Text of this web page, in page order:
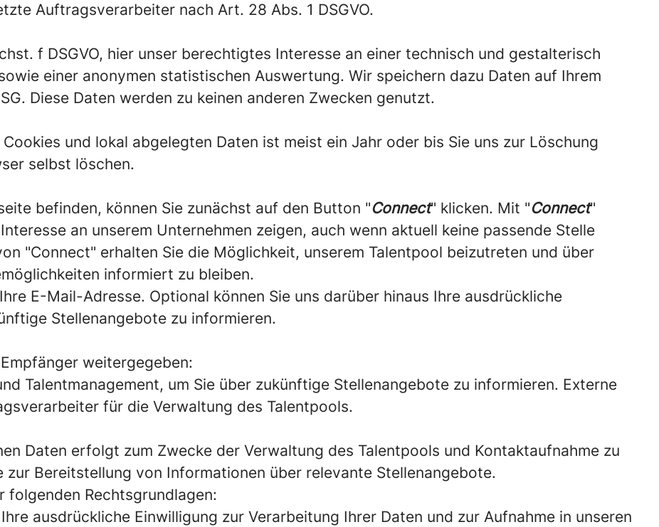
Auftragsverarbeiter nach Art. 28 Abs. 1 DSGVO.
f DSGVO, hier unser berechtigtes Interesse an einer technisch und gestalterisch
einer anonymen statistischen Auswertung. Wir speichern dazu Daten auf Ihrem
Diese Daten werden zu keinen anderen Zwecken genutzt.
und lokal abgelegten Daten ist meist ein Jahr oder bis Sie uns zur Löschung
selbst löschen.
befinden, können Sie zunächst auf den Button "Connect" klicken. Mit "Connect"
an unserem Unternehmen zeigen, auch wenn aktuell keine passende Stelle
"Connect" erhalten Sie die Möglichkeit, unserem Talentpool beizutreten und über
informiert zu bleiben.
E-Mail-Adresse. Optional können Sie uns darüber hinaus Ihre ausdrückliche
Stellenangebote zu informieren.
weitergegeben:
Talentmanagement, um Sie über zukünftige Stellenangebote zu informieren. Externe
für die Verwaltung des Talentpools.
Daten erfolgt zum Zwecke der Verwaltung des Talentpools und Kontaktaufnahme zu
Bereitstellung von Informationen über relevante Stellenangebote.
folgenden Rechtsgrundlagen:
ausdrückliche Einwilligung zur Verarbeitung Ihrer Daten und zur Aufnahme in unseren